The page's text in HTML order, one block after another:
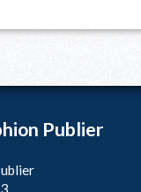
Publier